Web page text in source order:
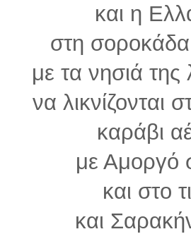
και η
στη σοροκάδα
με τα νησιά της
να λικνίζονται
καράβι
με Αμοργό
και στο
και